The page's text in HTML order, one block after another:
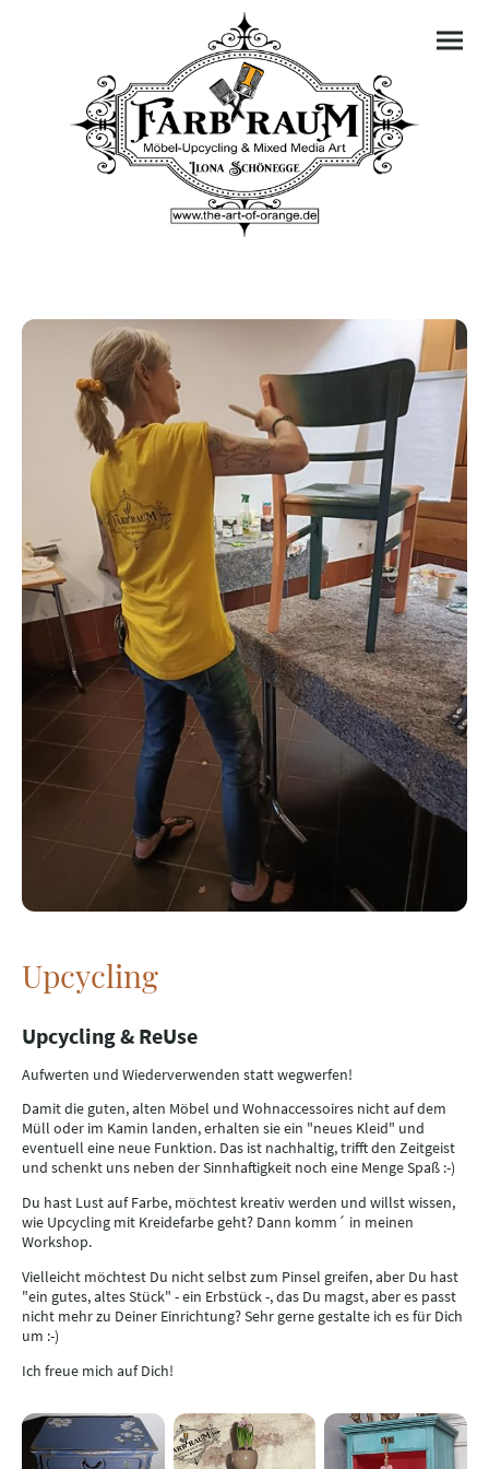
Upcycling
Upcycling & ReUse
Aufwerten und Wiederverwenden statt wegwerfen!
Damit die guten, alten Möbel und Wohnaccessoires nicht auf dem
Müll oder im Kamin landen, erhalten sie ein "neues Kleid" und
eventuell eine neue Funktion. Das ist nachhaltig, trifft den Zeitgeist
und schenkt uns neben der Sinnhaftigkeit noch eine Menge Spaß :-)
Du hast Lust auf Farbe, möchtest kreativ werden und willst wissen,
wie Upcycling mit Kreidefarbe geht? Dann komm´ in meinen
Workshop.
Vielleicht möchtest Du nicht selbst zum Pinsel greifen, aber Du hast
"ein gutes, altes Stück" - ein Erbstück -, das Du magst, aber es passt
nicht mehr zu Deiner Einrichtung? Sehr gerne gestalte ich es für Dich
um :-)
Ich freue mich auf Dich!